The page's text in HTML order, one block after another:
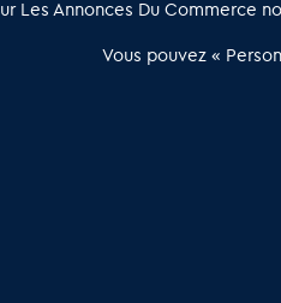
pour les acteurs de l’immobilier
Les Annonces Du Commerce
Vous pouvez «